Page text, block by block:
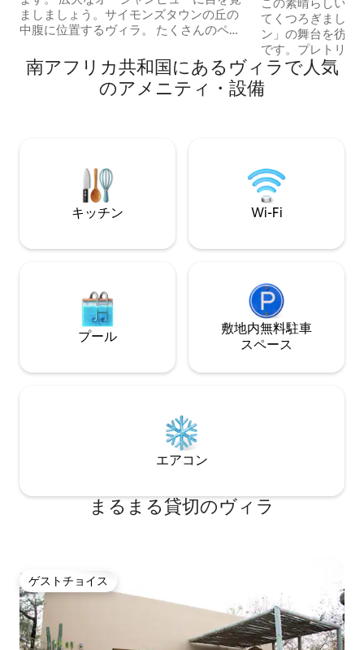
ましましょう。サイモンズタウンの丘の
中腹に位置するヴィラ。 たくさんのペン
で、簡単で道しるべのある散策道。 設備
が充実したシェフのキッチン。大きなバ
ルコニーには大きなバーベキューグリル
イバー＆メッシュシステム。寝室にはス
マートテレビ。高品質のベッド＆リネン
類 全年齢対象のたくさんのアクティビテ
てくつろぎましょ
ン」の舞台を彷彿
です。プレトリア
る、街のスカイラ
木の上を一望でき
の家は、スチール
トリアの中心部に
先です。Gautrain
館、ヴィンテージ
す。
南アフリカ共和国にあるヴィラで人気
のアメニティ・設備
キッチン Wi-Fi
プール
敷地内無料駐⁠車
ス⁠ペ⁠ー⁠ス
エアコン
まるまる貸切のヴィラ
ゲストチョイス
ゲストチョイス